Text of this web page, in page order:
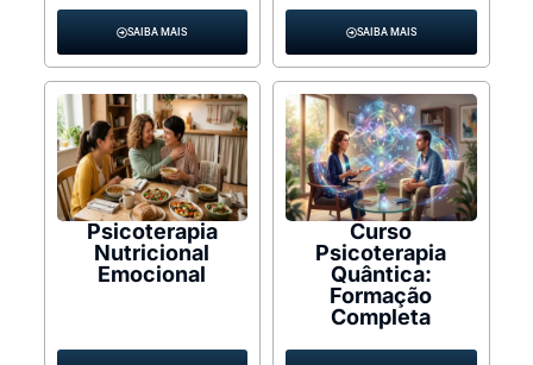
SAIBA MAIS SAIBA MAIS
Psicoterapia
Nutricional
Emocional
Curso
Psicoterapia
Quântica:
Formação
Completa